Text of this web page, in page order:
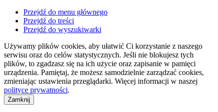
Przejdź do menu głównego
Przejdź do treści
Przejdź do wyszukiwarki
Używamy plików cookies, aby ułatwić Ci korzystanie z naszego
serwisu oraz do celów statystycznych. Jeśli nie blokujesz tych
plików, to zgadzasz się na ich użycie oraz zapisanie w pamięci
urządzenia. Pamiętaj, że możesz samodzielnie zarządzać cookies,
zmieniając ustawienia przeglądarki. Więcej informacji w naszej
polityce prywatności.